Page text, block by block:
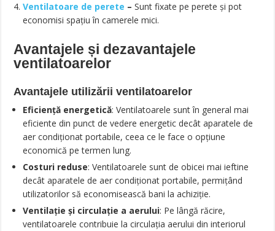
Ventilatoare de perete – Sunt fixate pe perete și pot
economisi spațiu în camerele mici.
Avantajele și dezavantajele
ventilatoarelor
Avantajele utilizării ventilatoarelor
Eficiență energetică: Ventilatoarele sunt în general mai
eficiente din punct de vedere energetic decât aparatele de
aer condiționat portabile, ceea ce le face o opțiune
economică pe termen lung.
Costuri reduse: Ventilatoarele sunt de obicei mai ieftine
decât aparatele de aer condiționat portabile, permițând
utilizatorilor să economisească bani la achiziție.
Ventilație și circulație a aerului: Pe lângă răcire,
ventilatoarele contribuie la circulația aerului din interiorul